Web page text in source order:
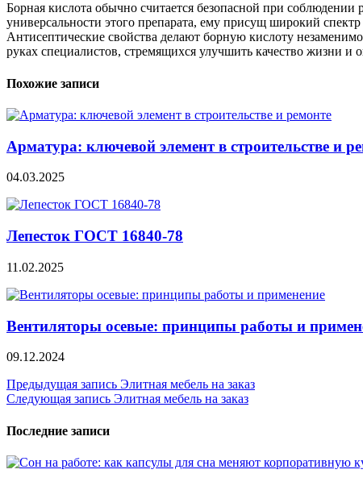
Борная кислота обычно считается безопасной при
универсальности этого препарата, ему присущ широкий
Антисептические свойства делают борную кислоту
руках специалистов, стремящихся улучшить качество жизни и
Похожие записи
Арматура: ключевой элемент в строительстве и
04.03.2025
Лепесток ГОСТ 16840-78
11.02.2025
Вентиляторы осевые: принципы работы и
09.12.2024
Навигация
по
записям
Предыдущая запись Элитная мебель на заказ
Следующая запись Элитная мебель на заказ
Последние записи